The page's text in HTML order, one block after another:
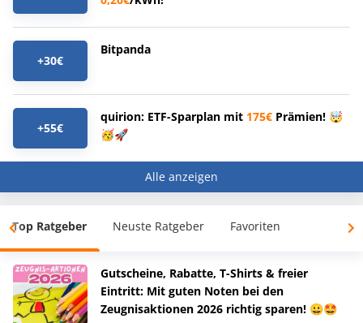
+30€
Bitpanda
+55€
quirion: ETF-Sparplan mit 175€ Prämien! 🤯
🥳🚀
Alle anzeigen
Top Ratgeber Neuste Ratgeber Favoriten
Gutscheine, Rabatte, T-Shirts & freier
Eintritt: Mit guten Noten bei den
Zeugnisaktionen 2026 richtig sparen! 😀🤩